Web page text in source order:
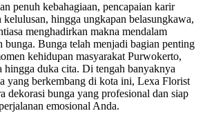
penuh kebahagiaan, pencapaian karir
kelulusan, hingga ungkapan belasungkawa,
menghadirkan makna mendalam
bunga. Bunga telah menjadi bagian penting
kehidupan masyarakat Purwokerto,
hingga duka cita. Di tengah banyaknya
yang berkembang di kota ini, Lexa Florist
dekorasi bunga yang profesional dan siap
emosional Anda.